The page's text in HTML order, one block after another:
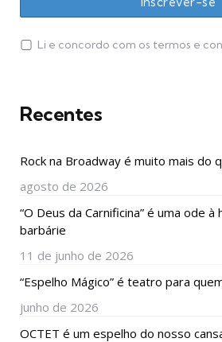
Li e concordo com os termos e
Recentes
Rock na Broadway é muito mais do
agosto de 2026
“O Deus da Carnificina” é uma ode à
barbárie
11 de junho de 2026
“Espelho Mágico” é teatro para
junho de 2026
OCTET é um espelho do nosso